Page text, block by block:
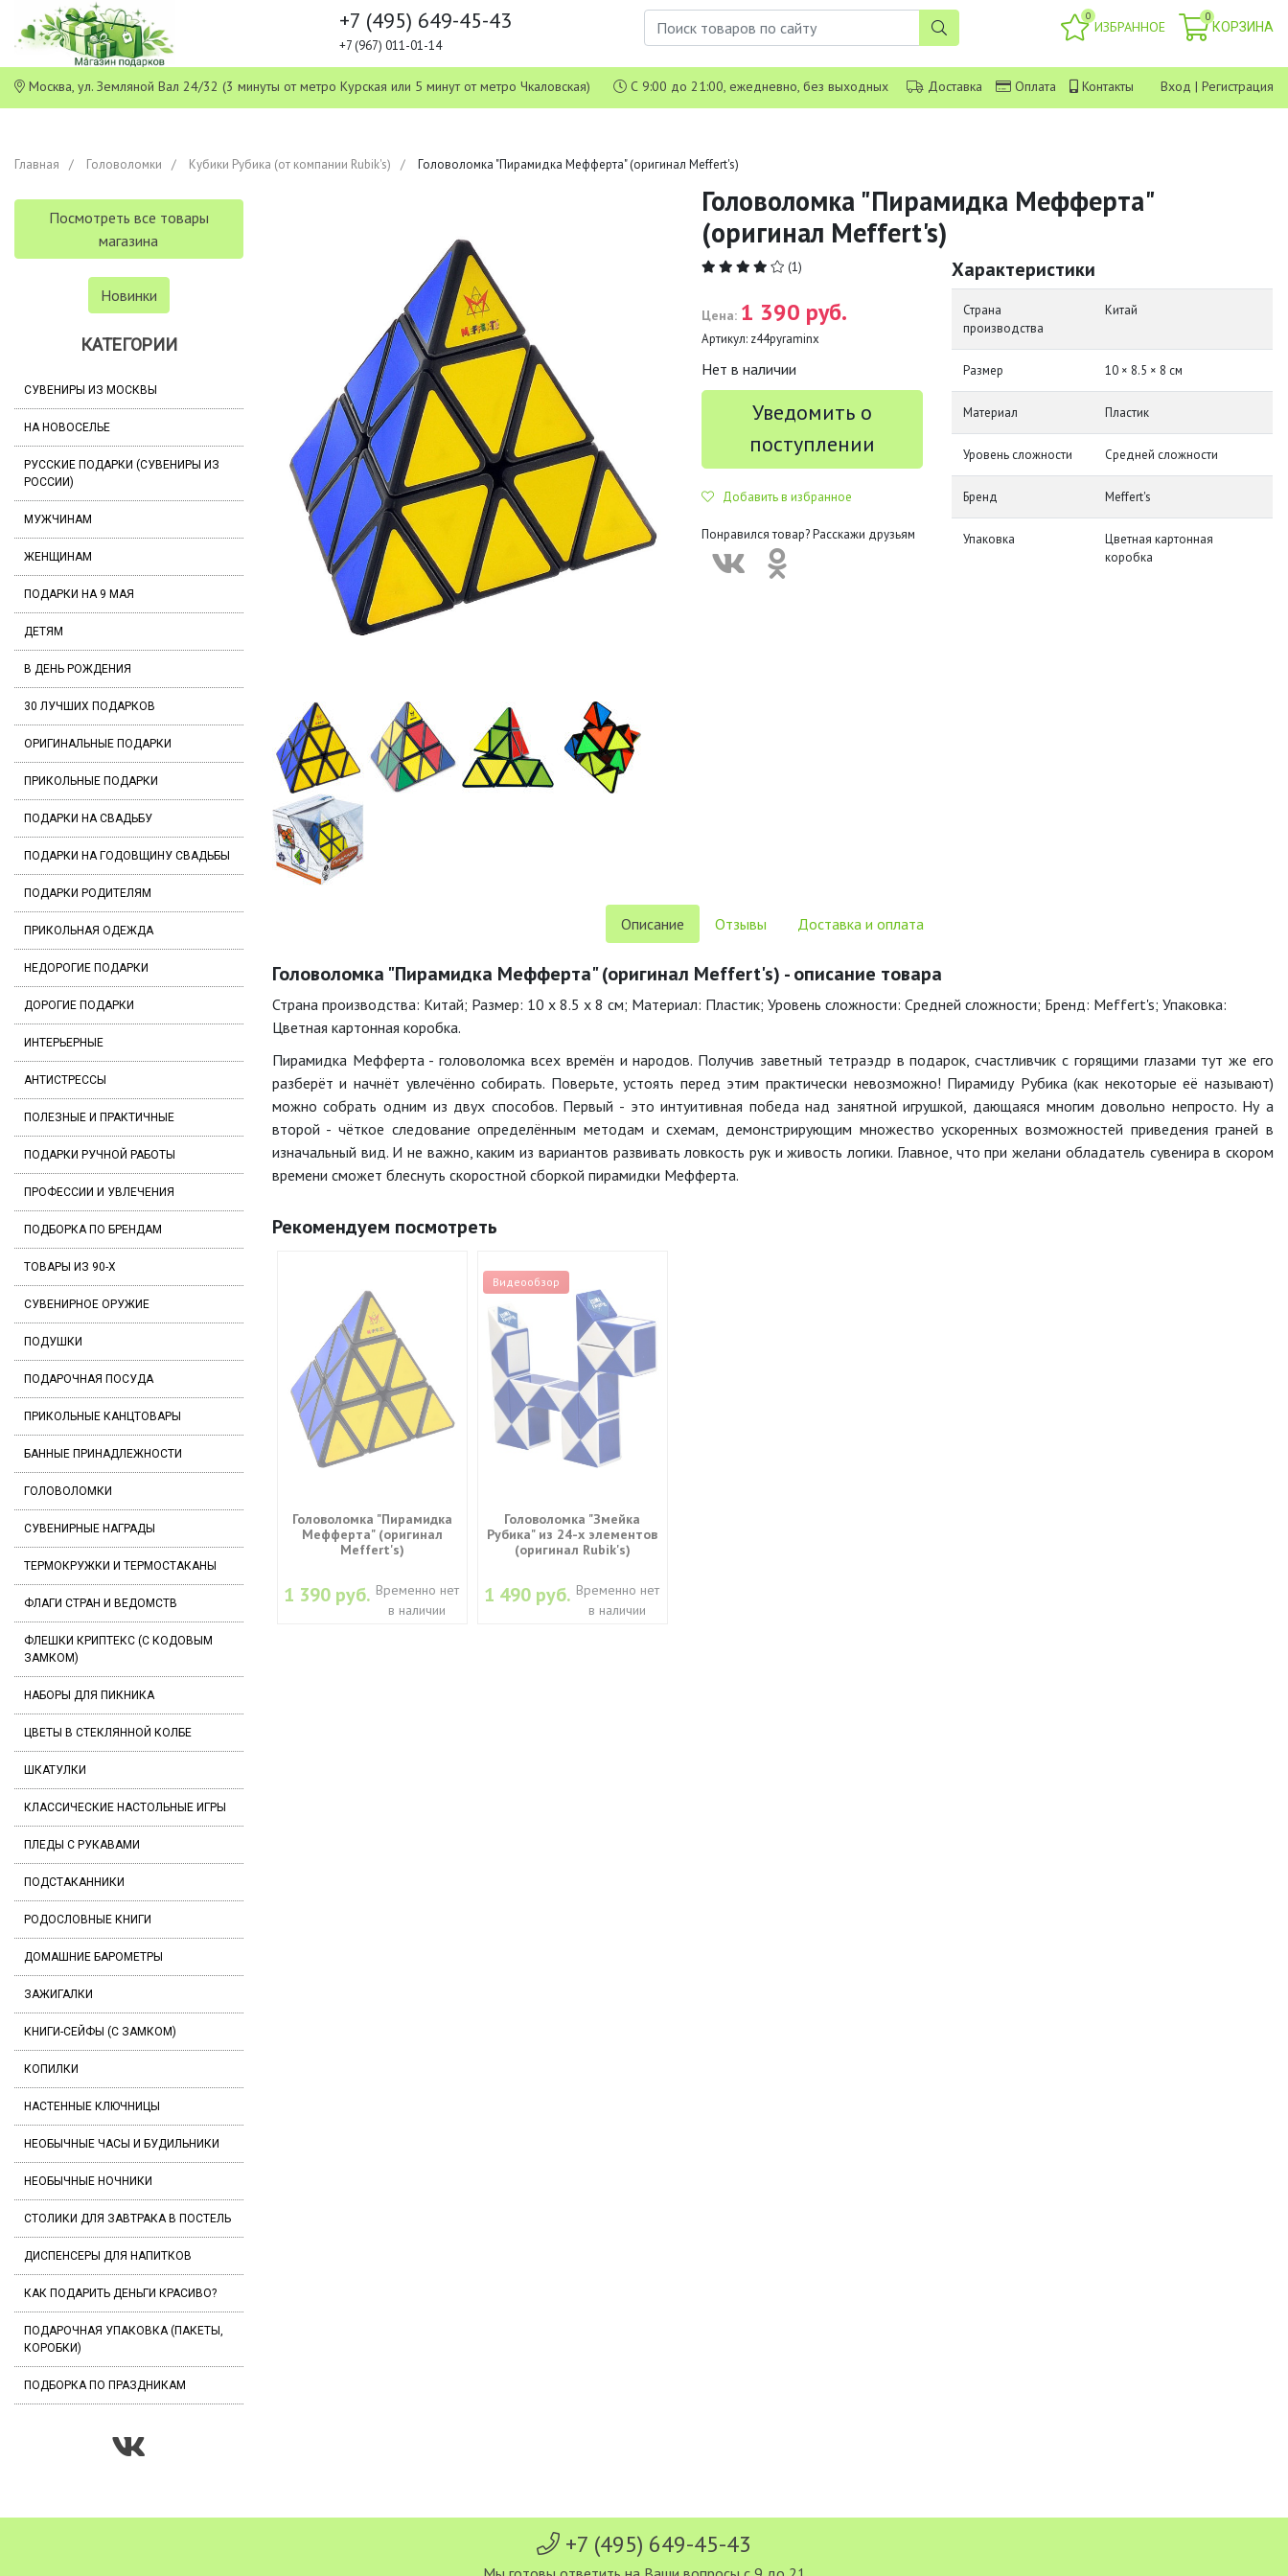
+7 (495) 649-45-43
+7 (967) 011-01-14
0
ИЗБРАННОЕ
0
КОРЗИНА
Москва, ул. Земляной Вал 24/32 (3 минуты от метро Курская или 5 минут от метро Чкаловская) С 9:00 до 21:00, ежедневно, без выходных Доставка Оплата Контакты Вход | Регистрация
Главная Головоломки Кубики Рубика (от компании Rubik's) Головоломка "Пирамидка Мефферта" (оригинал Meffert's)
Посмотреть все товары
магазина
Новинки
КАТЕГОРИИ
СУВЕНИРЫ ИЗ МОСКВЫ
НА НОВОСЕЛЬЕ
РУССКИЕ ПОДАРКИ (СУВЕНИРЫ ИЗ
РОССИИ)
МУЖЧИНАМ
ЖЕНЩИНАМ
ПОДАРКИ НА 9 МАЯ
ДЕТЯМ
В ДЕНЬ РОЖДЕНИЯ
30 ЛУЧШИХ ПОДАРКОВ
ОРИГИНАЛЬНЫЕ ПОДАРКИ
ПРИКОЛЬНЫЕ ПОДАРКИ
ПОДАРКИ НА СВАДЬБУ
ПОДАРКИ НА ГОДОВЩИНУ СВАДЬБЫ
ПОДАРКИ РОДИТЕЛЯМ
ПРИКОЛЬНАЯ ОДЕЖДА
НЕДОРОГИЕ ПОДАРКИ
ДОРОГИЕ ПОДАРКИ
ИНТЕРЬЕРНЫЕ
АНТИСТРЕССЫ
ПОЛЕЗНЫЕ И ПРАКТИЧНЫЕ
ПОДАРКИ РУЧНОЙ РАБОТЫ
ПРОФЕССИИ И УВЛЕЧЕНИЯ
ПОДБОРКА ПО БРЕНДАМ
ТОВАРЫ ИЗ 90-Х
СУВЕНИРНОЕ ОРУЖИЕ
ПОДУШКИ
ПОДАРОЧНАЯ ПОСУДА
ПРИКОЛЬНЫЕ КАНЦТОВАРЫ
БАННЫЕ ПРИНАДЛЕЖНОСТИ
ГОЛОВОЛОМКИ
СУВЕНИРНЫЕ НАГРАДЫ
ТЕРМОКРУЖКИ И ТЕРМОСТАКАНЫ
ФЛАГИ СТРАН И ВЕДОМСТВ
ФЛЕШКИ КРИПТЕКС (С КОДОВЫМ
ЗАМКОМ)
НАБОРЫ ДЛЯ ПИКНИКА
ЦВЕТЫ В СТЕКЛЯННОЙ КОЛБЕ
ШКАТУЛКИ
КЛАССИЧЕСКИЕ НАСТОЛЬНЫЕ ИГРЫ
ПЛЕДЫ С РУКАВАМИ
ПОДСТАКАННИКИ
РОДОСЛОВНЫЕ КНИГИ
ДОМАШНИЕ БАРОМЕТРЫ
ЗАЖИГАЛКИ
КНИГИ-СЕЙФЫ (С ЗАМКОМ)
КОПИЛКИ
НАСТЕННЫЕ КЛЮЧНИЦЫ
НЕОБЫЧНЫЕ ЧАСЫ И БУДИЛЬНИКИ
НЕОБЫЧНЫЕ НОЧНИКИ
СТОЛИКИ ДЛЯ ЗАВТРАКА В ПОСТЕЛЬ
ДИСПЕНСЕРЫ ДЛЯ НАПИТКОВ
КАК ПОДАРИТЬ ДЕНЬГИ КРАСИВО?
ПОДАРОЧНАЯ УПАКОВКА (ПАКЕТЫ,
КОРОБКИ)
ПОДБОРКА ПО ПРАЗДНИКАМ
Головоломка "Пирамидка Мефферта"
(оригинал Meffert's)
(1)
Цена: 1 390 руб.
Артикул: z44pyraminx
Нет в наличии
Уведомить о
поступлении
Добавить в избранное
Понравился товар? Расскажи друзьям
Характеристики
Страна
производства
Китай
Размер 10 × 8.5 × 8 см
Материал Пластик
Уровень сложности Средней сложности
Бренд Meffert's
Упаковка
Цветная картонная
коробка
Описание Отзывы Доставка и оплата
Головоломка "Пирамидка Мефферта" (оригинал Meffert's) - описание товара
Страна производства: Китай; Размер: 10 x 8.5 x 8 см; Материал: Пластик; Уровень сложности: Средней сложности; Бренд: Meffert's; Упаковка:
Цветная картонная коробка.
Пирамидка Мефферта - головоломка всех времён и народов. Получив заветный тетраэдр в подарок, счастливчик с горящими глазами тут же его
разберёт и начнёт увлечённо собирать. Поверьте, устоять перед этим практически невозможно! Пирамиду Рубика (как некоторые её называют)
можно собрать одним из двух способов. Первый - это интуитивная победа над занятной игрушкой, дающаяся многим довольно непросто. Ну а
второй - чёткое следование определённым методам и схемам, демонстрирующим множество ускоренных возможностей приведения граней в
изначальный вид. И не важно, каким из вариантов развивать ловкость рук и живость логики. Главное, что при желани обладатель сувенира в скором
времени сможет блеснуть скоростной сборкой пирамидки Мефферта.
Рекомендуем посмотреть
Головоломка "Пирамидка
Мефферта" (оригинал
Meffert's)
1 390 руб. Временно нет
в наличии
Видеообзор
Головоломка "Змейка
Рубика" из 24-х элементов
(оригинал Rubik's)
1 490 руб. Временно нет
в наличии
+7 (495) 649-45-43